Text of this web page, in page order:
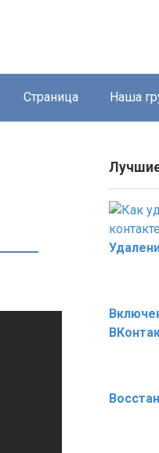
Страница Наша